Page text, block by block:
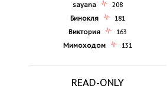
sayana
208
Бинокля
181
Виктория
163
Мимоходом
131
READ-ONLY